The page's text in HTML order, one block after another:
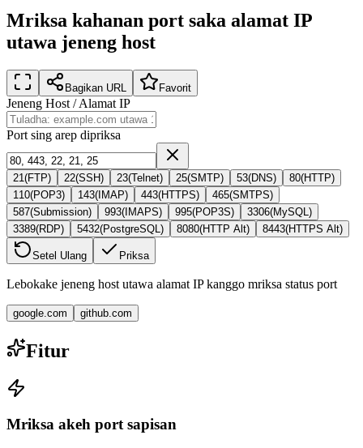
Mriksa kahanan port saka alamat IP
utawa jeneng host
Bagikan URL Favorit
Jeneng Host / Alamat IP
Port sing arep dipriksa
21 (FTP) 22(SSH) 23(Telnet) 25(SMTP) 53(DNS) 80(HTTP)
110(POP3) 143( IMAP) 443(HTTPS) 465(SMTPS)
587(Submission) 993( IMAPS) 995(POP3S) 3306(MySQL )
3389(RDP) 5432(PostgreSQL ) 8080(HTTP Alt) 8443(HTTPS Alt)
Setel Ulang Priksa
Lebokake jeneng host utawa alamat IP kanggo mriksa status port
google.com github.com
Fitur
Mriksa akeh port sapisan